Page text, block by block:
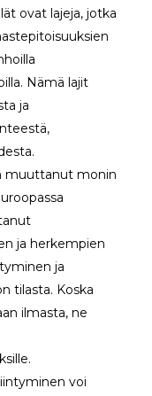
ovat lajeja, jotka
Nämä lajit
ja
muuttanut monin
ja herkempien
ja
tilasta. Koska
ilmasta, ne
voi